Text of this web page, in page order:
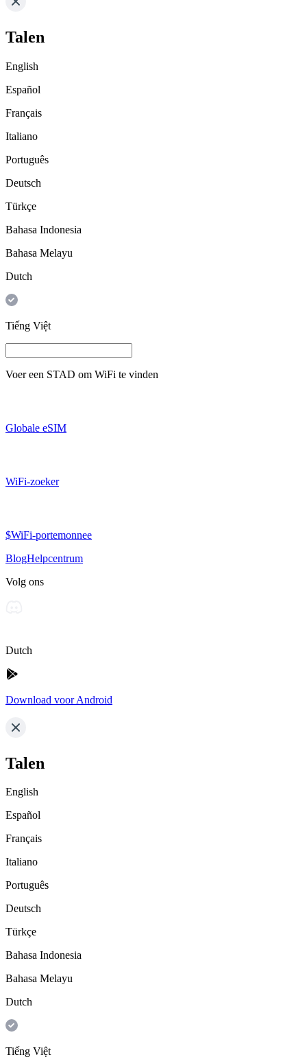
Talen
English
Español
Français
Italiano
Português
Deutsch
Türkçe
Bahasa Indonesia
Bahasa Melayu
Dutch
Tiếng Việt
Voer een STAD om WiFi te vinden
Globale eSIM
WiFi-zoeker
$WiFi-portemonnee
BlogHelpcentrum
Volg ons
Dutch
Download voor Android
Talen
English
Español
Français
Italiano
Português
Deutsch
Türkçe
Bahasa Indonesia
Bahasa Melayu
Dutch
Tiếng Việt